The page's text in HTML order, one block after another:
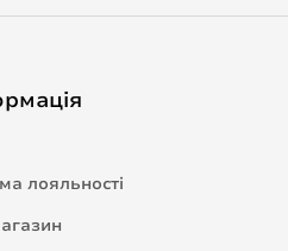
лояльності